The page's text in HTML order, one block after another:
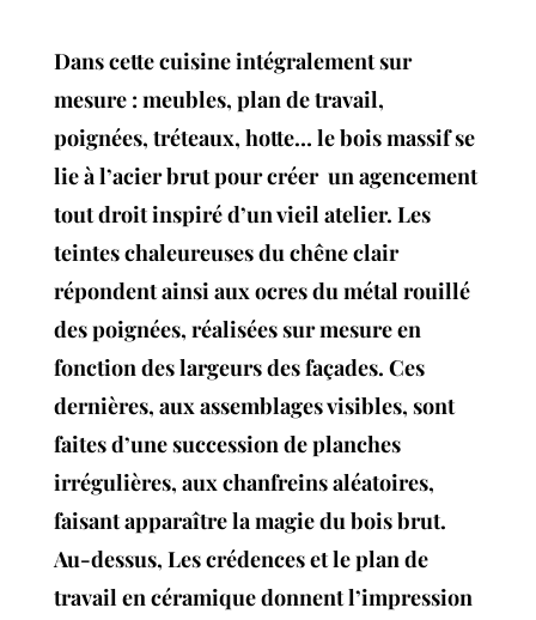
Dans cette cuisine intégralement sur
mesure : meubles, plan de travail,
poignées, tréteaux, hotte… le bois massif se
lie à l’acier brut pour créer un agencement
tout droit inspiré d’un vieil atelier. Les
teintes chaleureuses du chêne clair
répondent ainsi aux ocres du métal rouillé
des poignées, réalisées sur mesure en
fonction des largeurs des façades. Ces
dernières, aux assemblages visibles, sont
faites d’une succession de planches
irrégulières, aux chanfreins aléatoires,
faisant apparaître la magie du bois brut.
Au-dessus, Les crédences et le plan de
travail en céramique donnent l’impression